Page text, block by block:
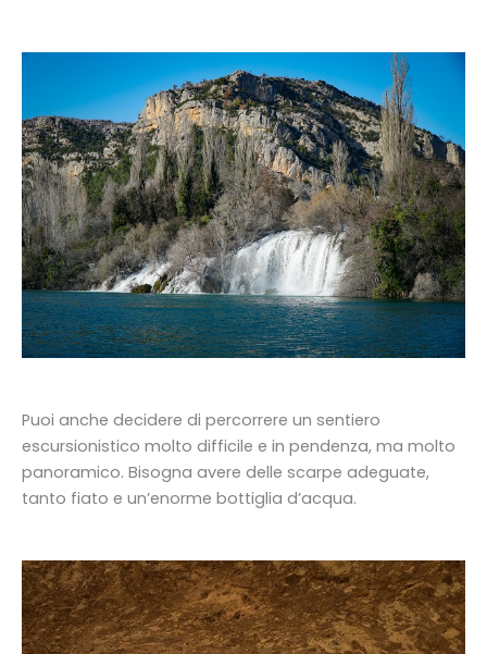
Puoi anche decidere di percorrere un sentiero
escursionistico molto difficile e in pendenza, ma molto
panoramico. Bisogna avere delle scarpe adeguate,
tanto fiato e un’enorme bottiglia d’acqua.